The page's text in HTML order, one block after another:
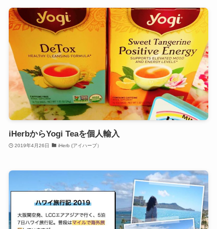
iHerbからYogi Teaを個人輸入
2019年4月26日 iHerb (アイハーブ）